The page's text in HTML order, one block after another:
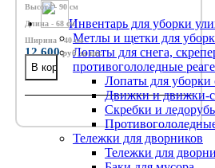
Инвентарь для уборки
Метлы и щетки для
Лопаты для снега,
противогололедные
Лопаты для уборки
Движки и движки-
Скребки и
Тележки для дворников
Тележки для
Высота - 90 см
Длина - 68 см
Ширина - 40 см
12 600руб за шт.